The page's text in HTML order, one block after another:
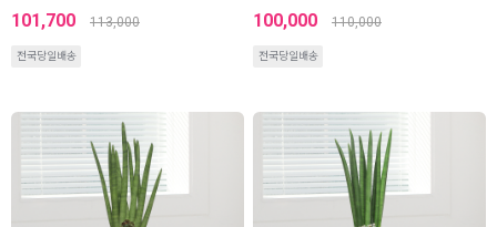
101,700 113,000
전국당일배송
100,000 110,000
전국당일배송